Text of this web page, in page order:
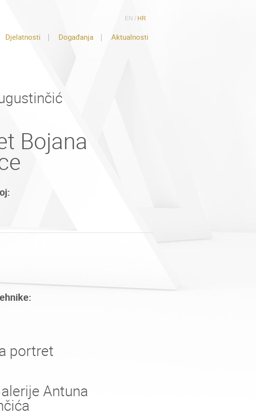
EN / HR
Djelatnosti Događanja Aktualnosti
Bojana
portret
Antuna